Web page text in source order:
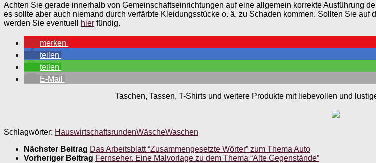
Achten Sie gerade innerhalb von Gemeinschaftseinrichtungen auf eine allgemein korrekte Ausführung
es sollte aber auch niemand durch verfärbte Kleidungsstücke o. ä. zu Schaden kommen. Sollten Sie auf
werden Sie eventuell
hier fündig.
merken
teilen
teilen
E-Mail
Taschen, Tassen, T-Shirts und weitere Produkte mit liebevollen und
Schlagwörter: HauswirtschaftsrundenWäscheWaschen
Nächster Beitrag Das Arbeitsblatt “Zusammengesetzte Wörter” zum Thema Auto
Vorheriger Beitrag Fernseher. Eine Malvorlage zu dem Thema “Alte Gegenstände”